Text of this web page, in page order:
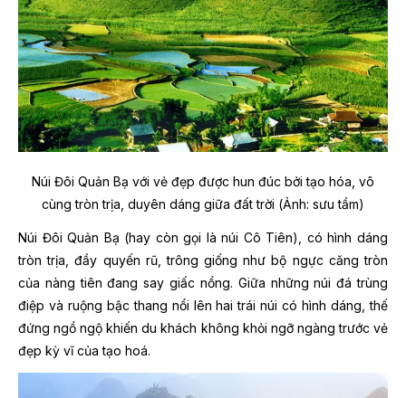
Núi Đôi Quản Bạ với vẻ đẹp được hun đúc bởi tạo hóa, vô
cùng tròn trịa, duyên dáng giữa đất trời (Ảnh: sưu tầm)
Núi Đôi Quản Bạ (hay còn gọi là núi Cô Tiên), có hình dáng
tròn trịa, đầy quyến rũ, trông giống như bộ ngực căng tròn
của nàng tiên đang say giấc nồng. Giữa những núi đá trùng
điệp và ruộng bậc thang nổi lên hai trái núi có hình dáng, thế
đứng ngồ ngộ khiến du khách không khỏi ngỡ ngàng trước vẻ
đẹp kỳ vĩ của tạo hoá.